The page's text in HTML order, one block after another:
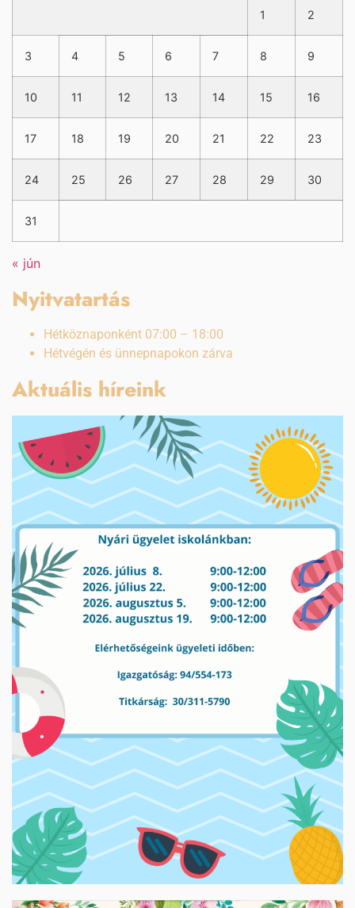
1 2
3 4 5 6 7 8 9
10 11 12 13 14 15 16
17 18 19 20 21 22 23
24 25 26 27 28 29 30
31
« jún
Nyitvatartás
Hétköznaponként 07:00 – 18:00
Hétvégén és ünnepnapokon zárva
Aktuális híreink